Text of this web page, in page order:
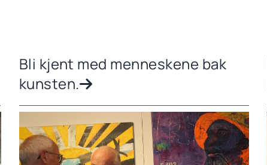
Bli kjent med menneskene bak
kunsten.